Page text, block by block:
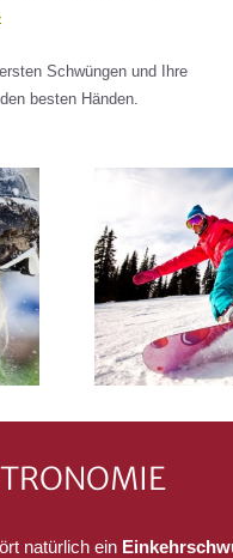
Schwüngen und Ihre
besten Händen.
natürlich ein